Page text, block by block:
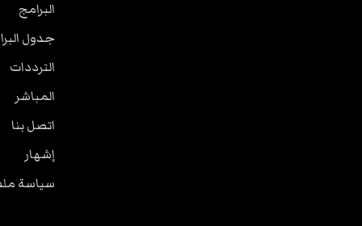
البرامج
جدول
الترددات
المباشر
اتصل بنا
إشهار
سياسة